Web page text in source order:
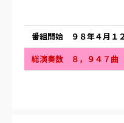
番組開始 ９８年４月１
総演奏数 ８，９４７曲